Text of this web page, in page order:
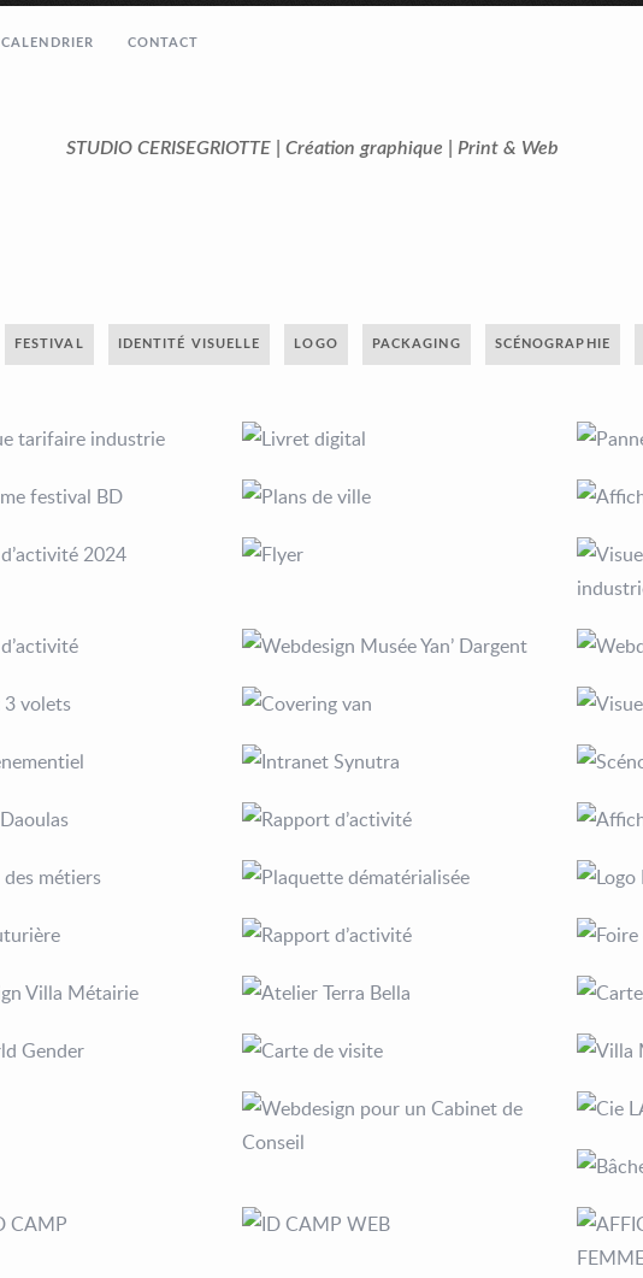
CALENDRIER CONTACT
STUDIO CERISEGRIOTTE | Création graphique | Print & Web
FESTIVAL IDENTITÉ VISUELLE LOGO PACKAGING SCÉNOGRAPHIE